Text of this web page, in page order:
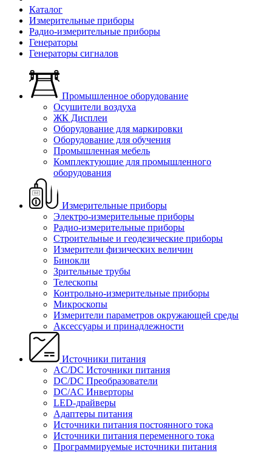
Каталог
Измерительные приборы
Радио-измерительные приборы
Генераторы
Генераторы сигналов
Промышленное оборудование
Осушители воздуха
ЖК Дисплеи
Оборудование для маркировки
Оборудование для обучения
Промышленная мебель
Комплектующие для промышленного
оборудования
Измерительные приборы
Электро-измерительные приборы
Радио-измерительные приборы
Строительные и геодезические приборы
Измерители физических величин
Бинокли
Зрительные трубы
Телескопы
Контрольно-измерительные приборы
Микроскопы
Измерители параметров окружающей среды
Аксессуары и принадлежности
Источники питания
AC/DC Источники питания
DC/DC Преобразователи
DC/AC Инверторы
LED-драйверы
Адаптеры питания
Источники питания постоянного тока
Источники питания переменного тока
Программируемые источники питания